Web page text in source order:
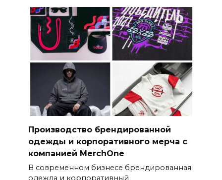
Производство брендированной
одежды и корпоративного мерча с
компанией MerchOne
В современном бизнесе брендированная
одежда и корпоративный